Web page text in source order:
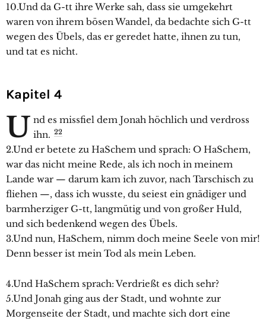
10.Und da G-tt ihre Werke sah, dass sie umgekehrt
waren von ihrem bösen Wandel, da bedachte sich G-tt
wegen des Übels, das er geredet hatte, ihnen zu tun,
und tat es nicht.
Kapitel 4
U nd es missfiel dem Jonah höchlich und verdross
ihn. 22
2.Und er betete zu HaSchem und sprach: O HaSchem,
war das nicht meine Rede, als ich noch in meinem
Lande war — darum kam ich zuvor, nach Tarschisch zu
fliehen —, dass ich wusste, du seiest ein gnädiger und
barmherziger G-tt, langmütig und von großer Huld,
und sich bedenkend wegen des Übels.
3.Und nun, HaSchem, nimm doch meine Seele von mir!
Denn besser ist mein Tod als mein Leben.
4.Und HaSchem sprach: Verdrießt es dich sehr?
5.Und Jonah ging aus der Stadt, und wohnte zur
Morgenseite der Stadt, und machte sich dort eine